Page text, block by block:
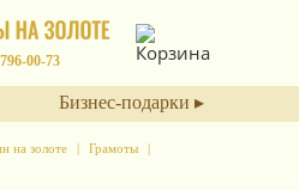
00-73
Бизнес-подарки ▸
на золоте
Грамоты